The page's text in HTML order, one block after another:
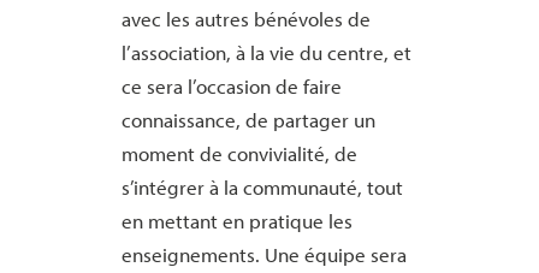
avec les autres bénévoles de
l’association, à la vie du centre, et
ce sera l’occasion de faire
connaissance, de partager un
moment de convivialité, de
s’intégrer à la communauté, tout
en mettant en pratique les
enseignements. Une équipe sera